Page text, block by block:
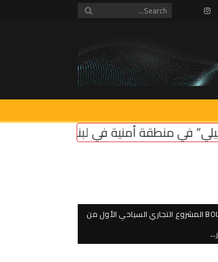
Instagram
ضروري لأمن سكان الشمال
BOURJI VILLAGE المشروع التجاري السياحي الأول من